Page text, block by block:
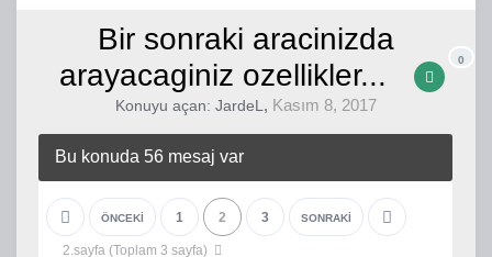
Bir sonraki aracinizda
arayacaginiz ozellikler...
0
Konuyu açan: JardeL , Kasım 8, 2017
Bu konuda 56 mesaj var
ÖNCEKI 1 2 3 SONRAKI
2.sayfa (Toplam 3 sayfa)